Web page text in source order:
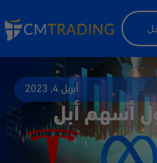
أبريل 4, 2023
أسهم أبل